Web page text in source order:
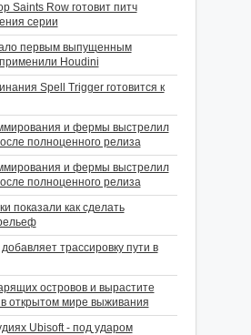
Saints Row готовит питч
серии
первым выпущенным
Houdini
Spell Trigger готовится к
и фермы выстрелил
полноценного релиза
и фермы выстрелил
полноценного релиза
показали как сделать
трассировку пути в
островов и вырастите
в открытом мире выживания
Ubisoft - под ударом